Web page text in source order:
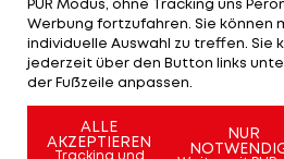
Gleichauf mit
Mit der insgesamt sechsten
Österreich im
dem neben den Junioren-
Werbung fortzufahren. Sie können
individuelle Auswahl zu treffen. Sie
jederzeit über den Button links
der Fußzeile anpassen.
ALLE
AKZEPTIEREN
Tracking und
NUR